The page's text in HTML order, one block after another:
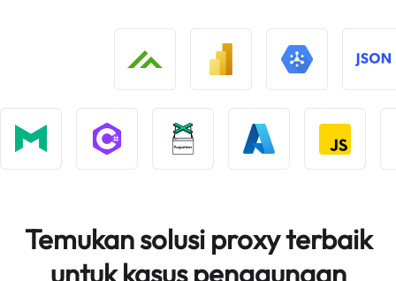
Temukan solusi proxy terbaik
untuk kasus penggunaan